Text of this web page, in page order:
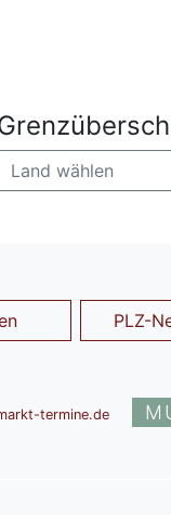
Land wählen
PLZ-
termine.de